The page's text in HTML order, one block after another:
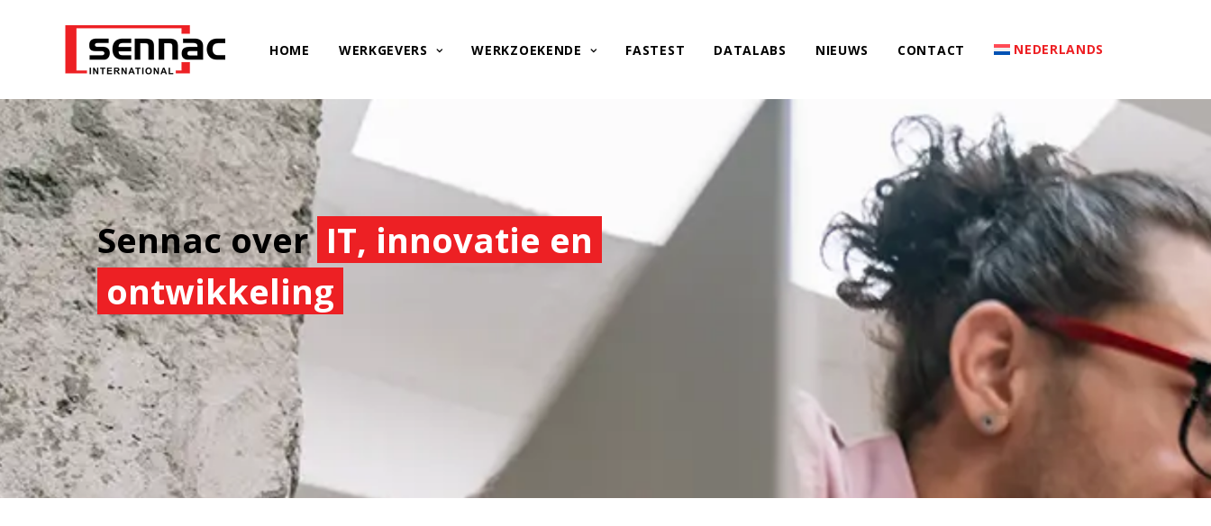
HOME WERKGEVERS WERKZOEKENDE FASTEST DATALABS NIEUWS CONTACT NEDERLANDS
Sennac over IT, innovatie en
ontwikkeling